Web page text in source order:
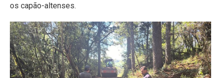
os capão-altenses.